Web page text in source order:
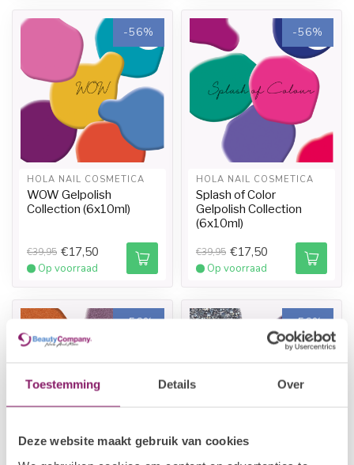
Toestemming Details Over
Deze website maakt gebruik van cookies
-56%
HOLA NAIL COSMETICA
WOW Gelpolish
Collection (6x10ml)
€39,95 €17,50
Op voorraad
-56%
HOLA NAIL COSMETICA
Splash of Color
Gelpolish Collection
(6x10ml)
€39,95 €17,50
Op voorraad
-56% -56%